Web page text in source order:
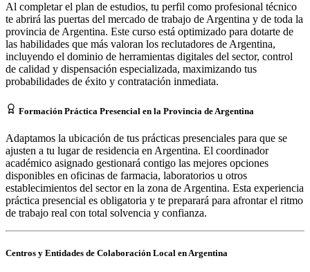
Al completar el plan de estudios, tu perfil como profesional técnico
te abrirá las puertas del mercado de trabajo de Argentina y de toda la
provincia de Argentina. Este curso está optimizado para dotarte de
las habilidades que más valoran los reclutadores de Argentina,
incluyendo el dominio de herramientas digitales del sector, control
de calidad y dispensación especializada, maximizando tus
probabilidades de éxito y contratación inmediata.
Formación Práctica Presencial en la Provincia de Argentina
Adaptamos la ubicación de tus prácticas presenciales para que se
ajusten a tu lugar de residencia en Argentina. El coordinador
académico asignado gestionará contigo las mejores opciones
disponibles en oficinas de farmacia, laboratorios u otros
establecimientos del sector en la zona de Argentina. Esta experiencia
práctica presencial es obligatoria y te preparará para afrontar el ritmo
de trabajo real con total solvencia y confianza.
Centros y Entidades de Colaboración Local en Argentina